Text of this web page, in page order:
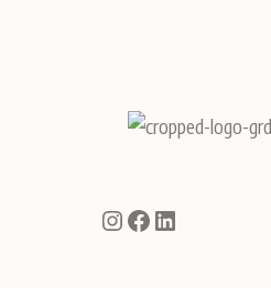
Instagram
Facebook
LinkedIn